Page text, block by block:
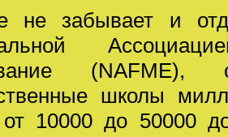
не забывает и
(NAFME),
школы
10000 до 50000